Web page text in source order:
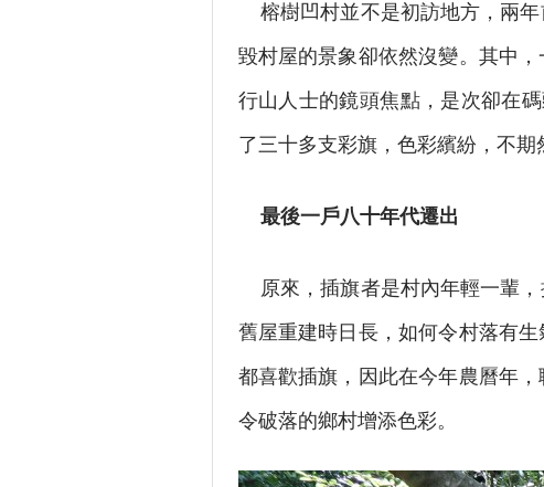
榕樹凹村並不是初訪地方，兩年
毀村屋的景象卻依然沒變。其中
行山人士的鏡頭焦點，是次卻在
了三十多支彩旗，色彩繽紛，不期
最後一戶八十年代遷出
原來，插旗者是村內年輕一輩，
舊屋重建時日長，如何令村落有
都喜歡插旗，因此在今年農曆年
令破落的鄉村增添色彩。